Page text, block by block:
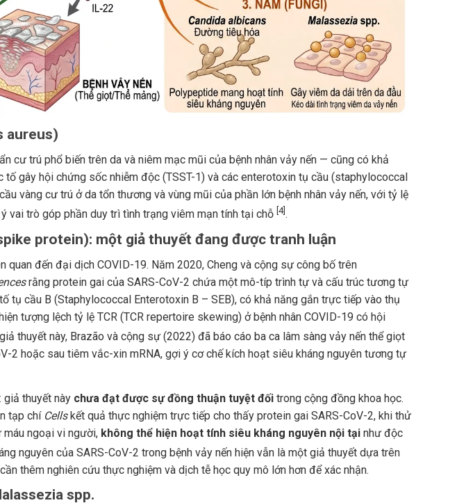
aureus)
cư trú phổ biến trên da và niêm mạc mũi của bệnh nhân vảy nến — cũng có khả
gây hội chứng sốc nhiễm độc (TSST-1) và các enterotoxin tụ cầu (staphylococcal
vàng cư trú ở da tổn thương và vùng mũi của phần lớn bệnh nhân vảy nến, với tỷ lệ
vai trò góp phần duy trì tình trạng viêm mạn tính tại chỗ[4].
protein): một giả thuyết đang được tranh luận
quan đến đại dịch COVID-19. Năm 2020, Cheng và cộng sự công bố trên
rằng protein gai của SARS-CoV-2 chứa một mô-típ trình tự và cấu trúc tương tự
tụ cầu B (Staphylococcal Enterotoxin B – SEB), có khả năng gắn trực tiếp vào thụ
tượng lệch tỷ lệ TCR (TCR repertoire skewing) ở bệnh nhân COVID-19 có hội
thuyết này, Brazão và cộng sự (2022) đã báo cáo ba ca lâm sàng vảy nến thể giọt
2 hoặc sau tiêm vắc-xin mRNA, gợi ý cơ chế kích hoạt siêu kháng nguyên tương tự
giả thuyết này chưa đạt được sự đồng thuận tuyệt đối trong cộng đồng khoa học.
tạp chí Cellskết quả thực nghiệm trực tiếp cho thấy protein gai SARS-CoV-2, khi thử
máu ngoại vi người, không thể hiện hoạt tính siêu kháng nguyên nội tại như độc
nguyên của SARS-CoV-2 trong bệnh vảy nến hiện vẫn là một giả thuyết dựa trên
thêm nghiên cứu thực nghiệm và dịch tễ học quy mô lớn hơn để xác nhận.
spp.